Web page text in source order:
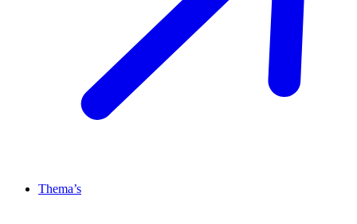
Thema’s